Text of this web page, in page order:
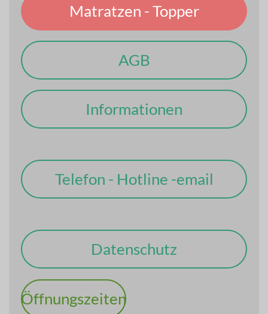
Matratzen - Topper
AGB
Informationen
Telefon - Hotline -email
Datenschutz
Öffnungszeiten